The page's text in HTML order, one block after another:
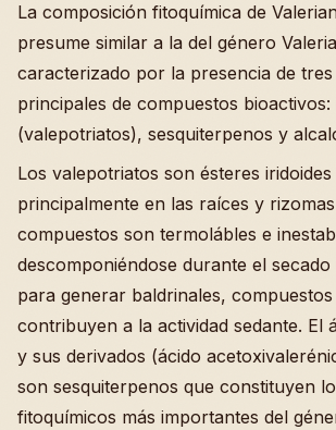
La composición fitoquímica de
presume similar a la del género
caracterizado por la presencia de
principales de compuestos bioactivos:
(valepotriatos), sesquiterpenos y
Los valepotriatos son ésteres
principalmente en las raíces y
compuestos son termolábles e
descomponiéndose durante el
para generar baldrinales, compuestos
contribuyen a la actividad sedante. El
y sus derivados (ácido
son sesquiterpenos que constituyen
fitoquímicos más importantes del